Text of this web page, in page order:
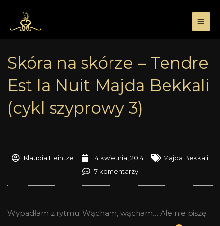
treści
Skóra na skórze – Tendre
Est la Nuit Majda Bekkali
(cykl szyprowy 3)
Klaudia Heintze 14 kwietnia, 2014
Majda Bekkali
7 komentarzy
Wypadłam z rytmu. Wącham, wącham… Ale nie piszę.